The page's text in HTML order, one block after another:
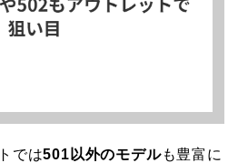
では501以外のモデルも豊富に